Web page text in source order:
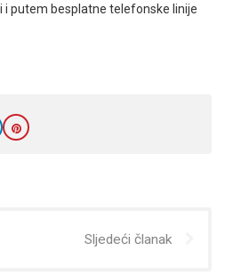
putem besplatne telefonske linije
Sljedeći članak